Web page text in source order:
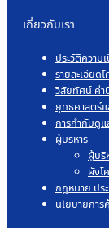
เกี่ยวกับเรา
ประวัติความ
รายละเอียด
วิสัยทัศน์ ค่า
ยุทธศาสตร์แ
การกำกับดู
ผู้บริหาร
ผู้บริ
ผังโ
กฎหมาย ปร
นโยบายกา